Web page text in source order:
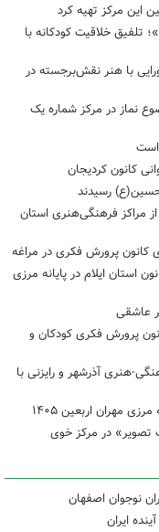
این مرکز تهیه کرد
خلاقیت کودکانه با
با هنر نقش‌برجسته در
نماز در مرکز شماره یک
است
کانون کردیجان
رسیدند
مراکز فرهنگی‌هنری استان
پرورش فکری در مراغه
ایلام در پایانه مرزی
عاشقی
پرورش فکری کودکان و
هنری آذرشهر و رایزنی با
مهران اربعین ۱۴۰۵
تصویر» در مرکز خوی
نوجوان اصفهان
ایران